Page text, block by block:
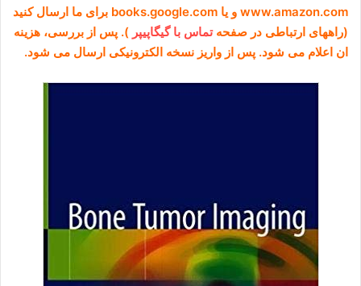
www.amazon.com و یا books.google.com برای ما ارسال کنید
(راههای ارتباطی در صفحهتماس با گیگاپیپر ). پس از بررسی، هزینه
ان اعلام می شود. پس از واریز نسخه الکترونیکی ارسال می شود.